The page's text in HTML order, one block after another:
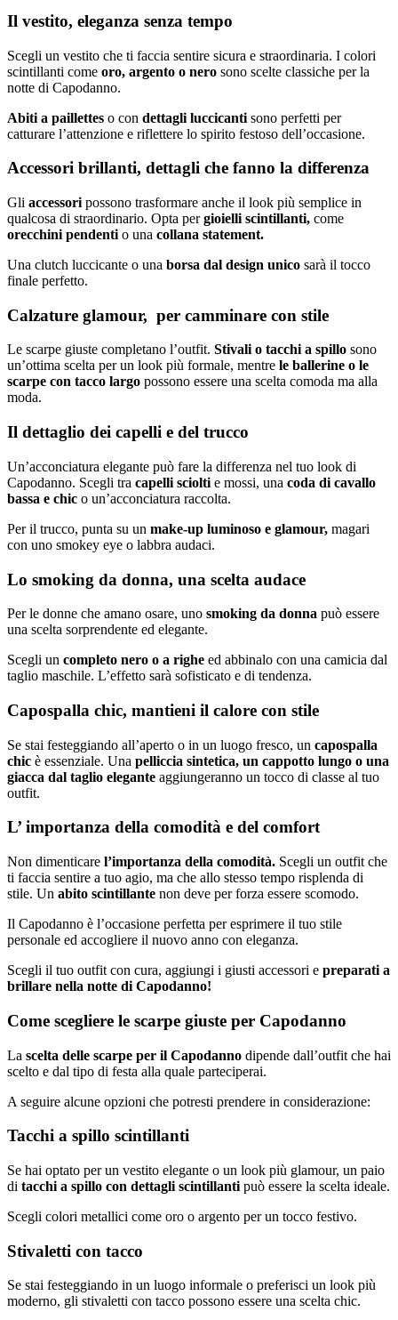
Il vestito, eleganza senza tempo
Scegli un vestito che ti faccia sentire sicura e straordinaria. I colori
scintillanti come oro, argento o nero sono scelte classiche per la
notte di Capodanno.
Abiti a paillettes o con dettagli luccicanti sono perfetti per
catturare l’attenzione e riflettere lo spirito festoso dell’occasione.
Accessori brillanti, dettagli che fanno la differenza
Gli accessori possono trasformare anche il look più semplice in
qualcosa di straordinario. Opta pergioielli scintillanti, come
orecchini pendenti o una collana statement.
Una clutch luccicante o una borsa dal design unico sarà il tocco
finale perfetto.
Calzature glamour, per camminare con stile
Le scarpe giuste completano l’outfit. Stivali o tacchi a spillo sono
un’ottima scelta per un look più formale, mentre le ballerine o le
scarpe con tacco largo possono essere una scelta comoda ma alla
moda.
Il dettaglio dei capelli e del trucco
Un’acconciatura elegante può fare la differenza nel tuo look di
Capodanno. Scegli tra capelli sciolti e mossi, una coda di cavallo
bassa e chic o un’acconciatura raccolta.
Per il trucco, punta su un make-up luminoso e glamour, magari
con uno smokey eye o labbra audaci.
Lo smoking da donna, una scelta audace
Per le donne che amano osare, uno smoking da donna può essere
una scelta sorprendente ed elegante.
Scegli un completo nero o a righe ed abbinalo con una camicia dal
taglio maschile. L’effetto sarà sofisticato e di tendenza.
Capospalla chic, mantieni il calore con stile
Se stai festeggiando all’aperto o in un luogo fresco, un capospalla
chic è essenziale. Una pelliccia sintetica, un cappotto lungo o una
giacca dal taglio elegante aggiungeranno un tocco di classe al tuo
outfit.
L’ importanza della comodità e del comfort
Non dimenticare l’importanza della comodità. Scegli un outfit che
ti faccia sentire a tuo agio, ma che allo stesso tempo risplenda di
stile. Un abito scintillante non deve per forza essere scomodo.
Il Capodanno è l’occasione perfetta per esprimere il tuo stile
personale ed accogliere il nuovo anno con eleganza.
Scegli il tuo outfit con cura, aggiungi i giusti accessori e preparati a
brillare nella notte di Capodanno!
Come scegliere le scarpe giuste per Capodanno
La scelta delle scarpe per il Capodanno dipende dall’outfit che hai
scelto e dal tipo di festa alla quale parteciperai.
A seguire alcune opzioni che potresti prendere in considerazione:
Tacchi a spillo scintillanti
Se hai optato per un vestito elegante o un look più glamour, un paio
di tacchi a spillo con dettagli scintillanti può essere la scelta ideale.
Scegli colori metallici come oro o argento per un tocco festivo.
Stivaletti con tacco
Se stai festeggiando in un luogo informale o preferisci un look più
moderno, gli stivaletti con tacco possono essere una scelta chic.